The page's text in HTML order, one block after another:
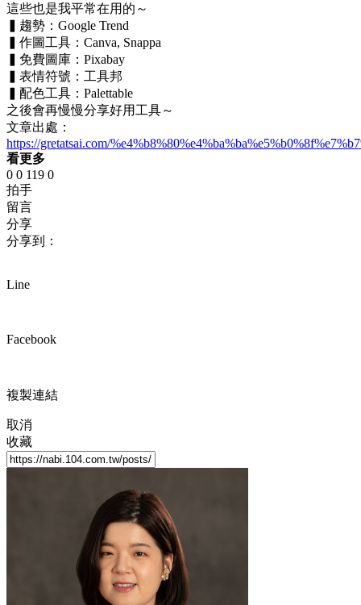
這些也是我平常在用的～
▍趨勢：Google Trend
▍作圖工具：Canva, Snappa
▍免費圖庫：Pixabay
▍表情符號：工具邦
▍配色工具：Palettable
之後會再慢慢分享好用工具～
文章出處：
https://gretatsai.com/
看更多
0 0 119 0
拍手
留言
分享
分享到：
Line
Facebook
複製連結
取消
收藏